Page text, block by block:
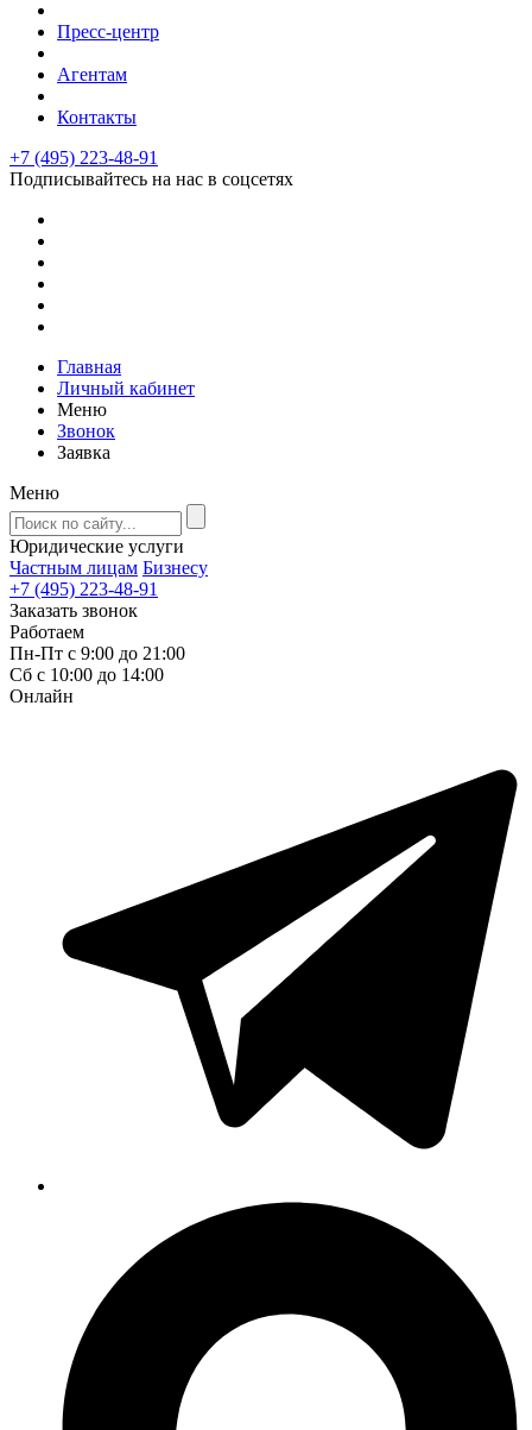
Пресс-центр
Агентам
Контакты
+7 (495) 223-48-91
Подписывайтесь на нас в соцсетях
Главная
Личный кабинет
Меню
Звонок
Заявка
Меню
Юридические услуги
Частным лицам Бизнесу
+7 (495) 223-48-91
Заказать звонок
Работаем
Пн-Пт с 9:00 до 21:00
Сб с 10:00 до 14:00
Онлайн